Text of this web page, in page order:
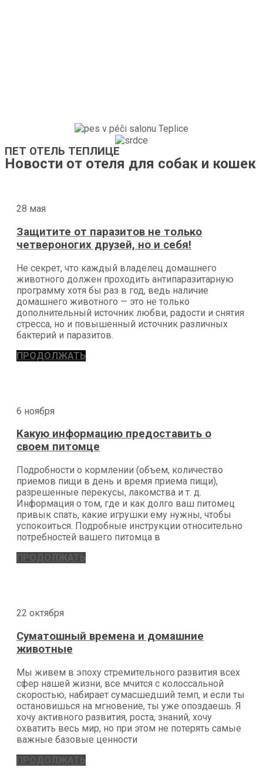
ПЕТ ОТЕЛЬ ТЕПЛИЦЕ
Новости от отеля для собак и кошек
28 мая
Защитите от паразитов не только
четвероногих друзей, но и себя!
Не секрет, что каждый владелец домашнего
животного должен проходить антипаразитарную
программу хотя бы раз в год, ведь наличие
домашнего животного — это не только
дополнительный источник любви, радости и снятия
стресса, но и повышенный источник различных
бактерий и паразитов.
ПРОДОЛЖАТЬ
6 ноября
Какую информацию предоставить о
своем питомце
Подробности о кормлении (объем, количество
приемов пищи в день и время приема пищи),
разрешенные перекусы, лакомства и т. д.
Информация о том, где и как долго ваш питомец
привык спать, какие игрушки ему нужны, чтобы
успокоиться. Подробные инструкции относительно
потребностей вашего питомца в
ПРОДОЛЖАТЬ
22 октября
Суматошный времена и домашние
животные
Мы живем в эпоху стремительного развития всех
сфер нашей жизни, все мчится с колоссальной
скоростью, набирает сумасшедший темп, и если ты
остановишься на мгновение, ты уже опоздаешь. Я
хочу активного развития, роста, знаний, хочу
охватить весь мир, но при этом не потерять самые
важные базовые ценности
ПРОДОЛЖАТЬ